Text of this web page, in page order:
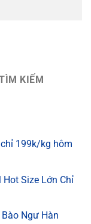
KIẾM
199k/kg hôm
Size Lớn Chỉ
Ngư Hàn